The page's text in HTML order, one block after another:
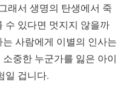
래서 생명의 탄생에서 죽
수 있다면 멋지지 않을까
사람에게 이별의 인사는
중한 누군가를 잃은 아이
일 겁니다.